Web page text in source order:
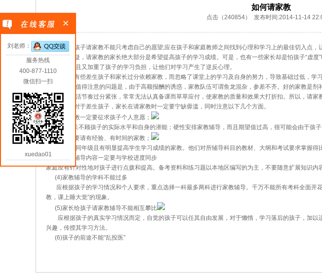
如何请家教
点击（240854） 发布时间:2014-11-14
父母为孩子请家教不能只考虑自己的愿望;应在孩子和家庭教师之间找到心理和学习上的最佳切入点，
毋庸置疑，请家教的家长绝大部分是希望提高孩子的学习成绩。可是，也有一些家长却是怕孩子“虚度
钱不算，而且又加重了孩子的学习负担，让他们对学习产生了逆反心理。
另外，有些差生孩子和家长过分依赖家教，而忽略了课堂上的学习及自身的努力，导致基础过低，学
用；另一个值得注意的问题是，由于高额报酬的诱惑，家教队伍可谓鱼龙混杂，参差不齐。好的家教是
职工作，生活节奏过分紧张，常常无法认真备课而草草应付，使家教的质量和效果大打折扣。所以，请家
因此，对于差生孩子，家长在请家教时一定要宁缺毋滥，同时注意以下几个方面。
(1)请家教一定要征求孩子个人意愿；
如果家长不顾孩子的实际水平和自身的潜能；硬性安排家教辅导，而且期望值过高，很可能会由于孩子
(2)一定要请有经验、有时间的家教；
最好是教过同年级且有明显提高学生学习成绩的家教。他们对所辅导科目的教材、大纲和考试要求掌握得
(3)家教辅导内容一定要与学校进度同步
家庭应有针对性地对孩子进行点拨和提高。备考资料和练习题以本地区编写的为主，不要随意扩展知识内
(4)家教辅导的学科不能过多
应根据孩子的学习情况和个人要求，重点选择一科最多两科进行家教辅导。千万不能所有考科全面开
教，课上睡大觉”的现象。
(5)家长给孩子请家教辅导不能相互攀比
应根据孩子的真实学习情况而定，自觉的孩子可以任其自由发展，对于懒惰，学习落后的孩子，加以
兴趣，传授其学习方法。
(6)孩子的前途不能“乱投医”
刘老师：
服务热线
400-877-1110
微信扫一扫
xuedao01